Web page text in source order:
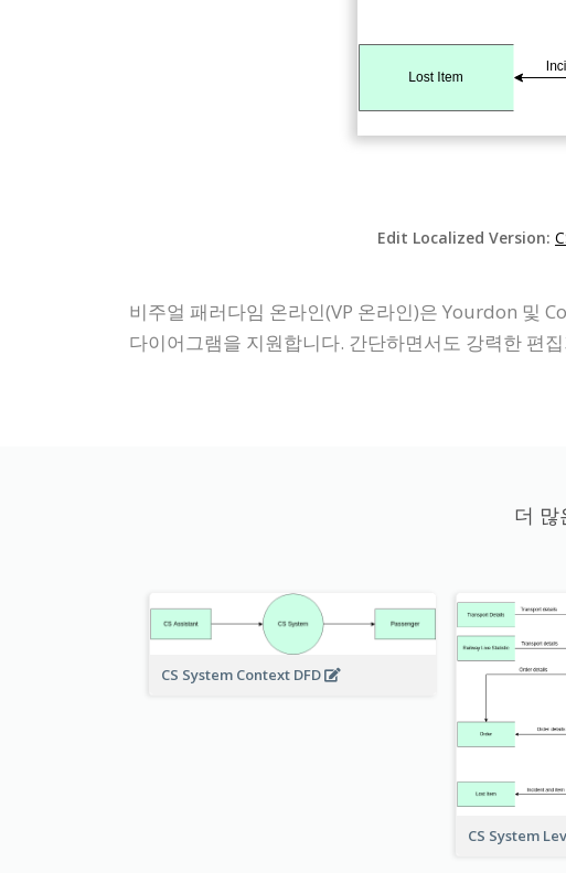
Edit Localized Version:
비주얼 패러다임 온라인(VP 온라인)은 Yourdon 및
다이어그램을 지원합니다. 간단하면서도 강력한 편
더 많
CS System Context DFD
CS System